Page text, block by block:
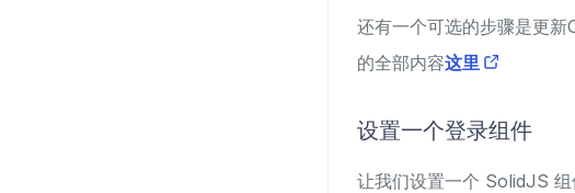
还有一个可选的步骤是更新
的全部内容这里
设置一个登录组件
让我们设置一个 SolidJS